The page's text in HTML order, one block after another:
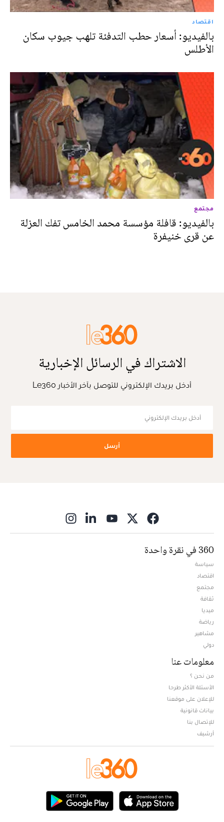
اقتصاد
بالفيديو: أسعار حطب التدفئة تلهب جيوب سكان
الأطلس
مجتمع
بالفيديو: قافلة مؤسسة محمد الخامس تفك العزلة
عن قرى خنيفرة
الاشتراك في الرسائل الإخبارية
أدخل بريدك الإلكتروني للتوصل بآخر الأخبار Le360
أرسل
360 في نقرة واحدة
سياسة
اقتصاد
مجتمع
ثقافة
ميديا
رياضة
مشاهير
دولي
معلومات عنا
من نحن ؟
الأسئلة الأكثر طرحا
للإعلان على موقعنا
بيانات قانونية
للإتصال بنا
أرشيف